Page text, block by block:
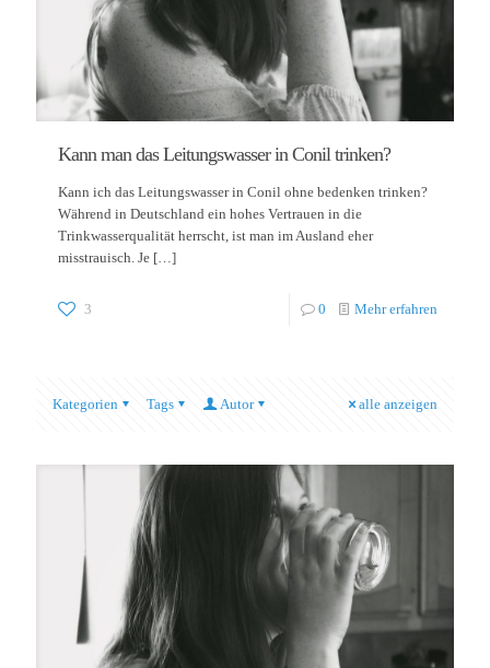
Kann man das Leitungswasser in Conil trinken?
Kann ich das Leitungswasser in Conil ohne bedenken trinken?
Während in Deutschland ein hohes Vertrauen in die
Trinkwasserqualität herrscht, ist man im Ausland eher
misstrauisch. Je […]
3 0 Mehr erfahren
Kategorien Tags Autor alle anzeigen